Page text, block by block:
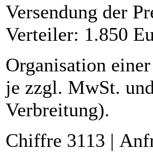
Versendung der
Verteiler: 1.850
Organisation
je zzgl. MwSt.
Verbreitung).
Chiffre 3113 |